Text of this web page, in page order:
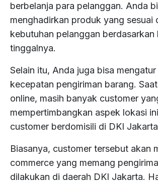
berbelanja para pelanggan. Anda
menghadirkan produk yang sesuai
kebutuhan pelanggan
tinggalnya.
Selain itu, Anda juga bisa
kecepatan pengiriman barang.
online, masih banyak customer
mempertimbangkan aspek lokasi
customer berdomisili di DKI
Biasanya, customer tersebut akan
commerce yang memang
dilakukan di daerah DKI Jakarta.